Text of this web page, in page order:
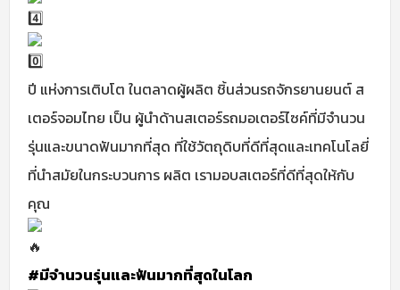
ปี แห่งการเติบโต ในตลาดผู้ผลิต ชิ้นส่วนรถจักรยานยนต์ ส
เตอร์จอมไทย เป็น ผู้นำด้านสเตอร์รถมอเตอร์ไซค์ที่มีจำนวน
รุ่นและขนาดฟันมากที่สุด ที่ใช้วัตถุดิบที่ดีที่สุดและเทคโนโลยี่
ที่นำสมัยในกระบวนการ ผลิต เรามอบสเตอร์ที่ดีที่สุดให้กับ
คุณ
#มีจำนวนรุ่นและฟันมากที่สุดในโลก